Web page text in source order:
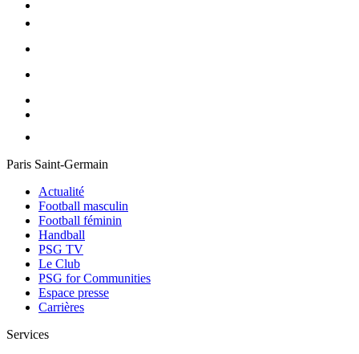
Paris Saint-Germain
Actualité
Football masculin
Football féminin
Handball
PSG TV
Le Club
PSG for Communities
Espace presse
Carrières
Services